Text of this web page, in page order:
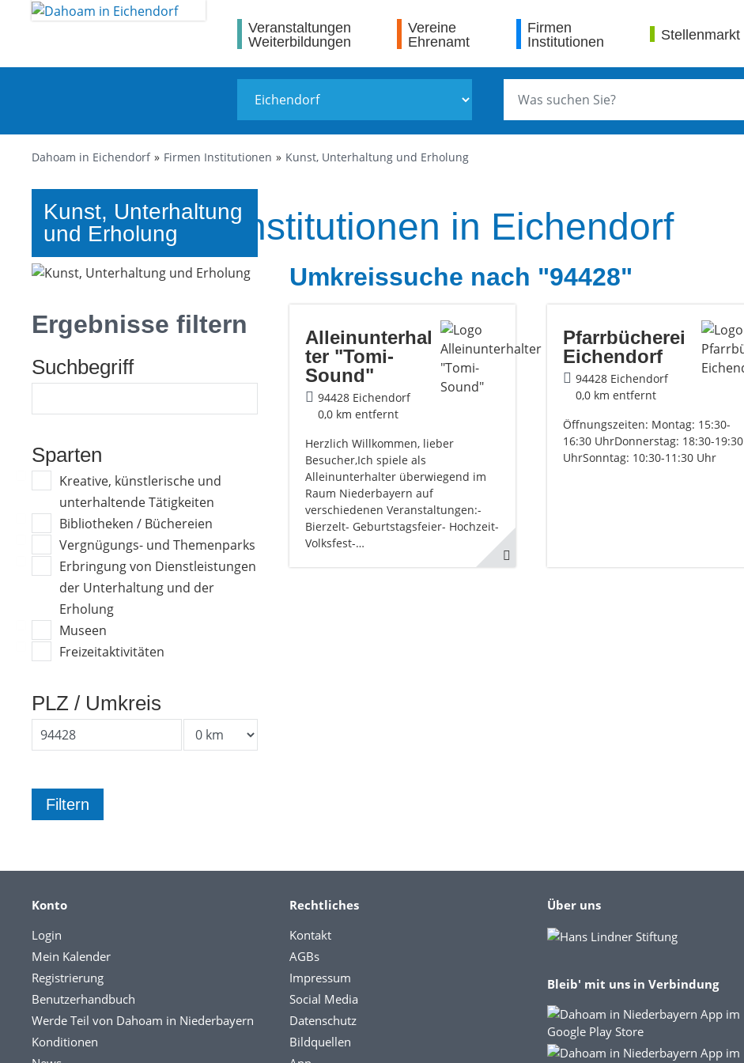
Veranstaltungen
Weiterbildungen
Vereine
Ehrenamt
Firmen
Institutionen
Stellenmarkt
Dahoam in Eichendorf Firmen Institutionen Kunst, Unterhaltung und Erholung
Firmen und Institutionen in Eichendorf
Kunst, Unterhaltung
und Erholung
Ergebnisse filtern
Suchbegriff
Sparten
Kreative, künstlerische und
unterhaltende Tätigkeiten
Bibliotheken / Büchereien
Vergnügungs- und Themenparks
Erbringung von Dienstleistungen
der Unterhaltung und der
Erholung
Museen
Freizeitaktivitäten
PLZ / Umkreis
Umkreissuche nach "94428"
Alleinunterhal
ter "Tomi-
Sound"
94428 Eichendorf
0,0 km entfernt
Herzlich Willkommen, lieber
Besucher,Ich spiele als
Alleinunterhalter überwiegend im
Raum Niederbayern auf
verschiedenen Veranstaltungen:-
Bierzelt- Geburtstagsfeier- Hochzeit-
Volksfest-…
Pfarrbücherei
Eichendorf
94428 Eichendorf
0,0 km entfernt
Öffnungszeiten: Montag: 15:30-
16:30 UhrDonnerstag: 18:30-19:30
UhrSonntag: 10:30-11:30 Uhr
Konto
Login
Mein Kalender
Registrierung
Benutzerhandbuch
Werde Teil von Dahoam in Niederbayern
Konditionen
Rechtliches
Kontakt
AGBs
Impressum
Social Media
Datenschutz
Bildquellen
Über uns
Bleib' mit uns in Verbindung